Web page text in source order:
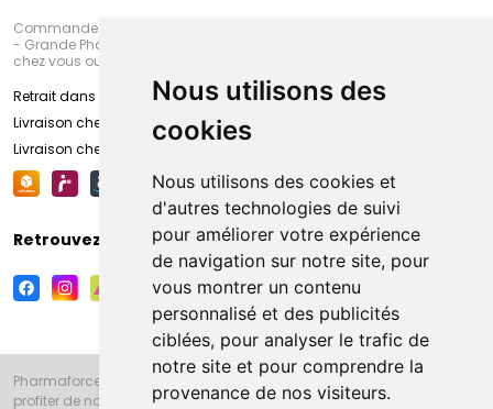
Nous utilisons des
cookies
Nous utilisons des cookies et
d'autres technologies de suivi
pour améliorer votre expérience
de navigation sur notre site, pour
vous montrer un contenu
personnalisé et des publicités
ciblées, pour analyser le trafic de
notre site et pour comprendre la
provenance de nos visiteurs.
Commandez en ligne et venez chercher votre commande à Amiens
- Grande Pharmacie d’Amiens (Fachon) ou recevez-là rapidement
chez vous ou en point retrait
Retrait dans la pharmacie d’Amiens
Livraison chez vous
Livraison chez votre commerçant
Retrouvez-nous sur vos réseaux sociaux
Pharmaforce.fr et la Grande Pharmacie d’Amiens vous souhaitent de
profiter de notre accueil, de nos conseils pharmaceutiques,